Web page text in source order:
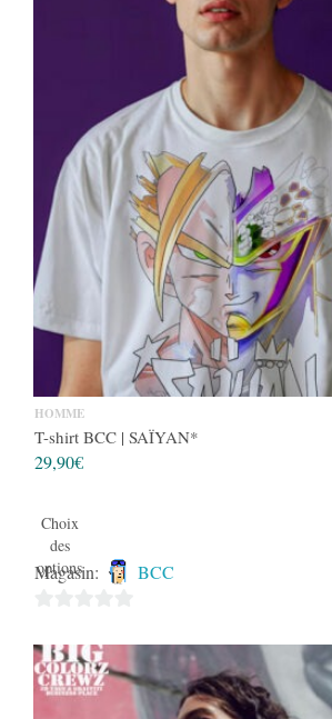
HOMME
T-shirt BCC | SAÏYAN*
29,90€
Choix
des
options
Magasin: BCC
sur
5